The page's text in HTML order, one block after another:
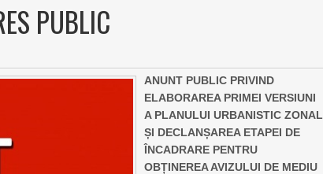
PUBLIC
ANUNT PUBLIC PRIVIND
ELABORAREA PRIMEI VERSIUNI
A PLANULUI URBANISTIC ZONAL
ȘI DECLANȘAREA ETAPEI DE
ÎNCADRARE PENTRU
OBȚINEREA AVIZULUI DE MEDIU